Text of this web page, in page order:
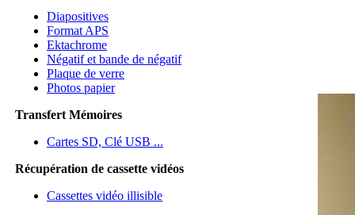
Diapositives
Format APS
Ektachrome
Négatif et bande de négatif
Plaque de verre
Photos papier
Transfert Mémoires
Cartes SD, Clé USB ...
Récupération de cassette vidéos
Cassettes vidéo illisible